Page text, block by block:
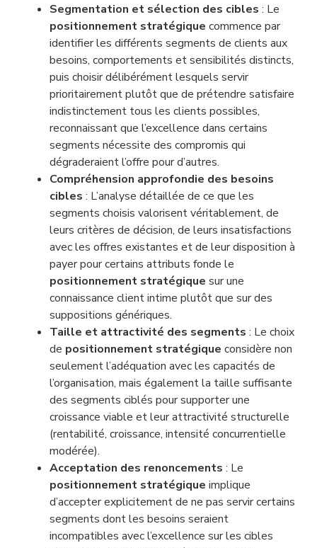
Segmentation et sélection des cibles : Le
positionnement stratégique commence par
identifier les différents segments de clients aux
besoins, comportements et sensibilités distincts,
puis choisir délibérément lesquels servir
prioritairement plutôt que de prétendre satisfaire
indistinctement tous les clients possibles,
reconnaissant que l’excellence dans certains
segments nécessite des compromis qui
dégraderaient l’offre pour d’autres.
Compréhension approfondie des besoins
cibles : L’analyse détaillée de ce que les
segments choisis valorisent véritablement, de
leurs critères de décision, de leurs insatisfactions
avec les offres existantes et de leur disposition à
payer pour certains attributs fonde le
positionnement stratégique sur une
connaissance client intime plutôt que sur des
suppositions génériques.
Taille et attractivité des segments : Le choix
de positionnement stratégique considère non
seulement l’adéquation avec les capacités de
l’organisation, mais également la taille suffisante
des segments ciblés pour supporter une
croissance viable et leur attractivité structurelle
(rentabilité, croissance, intensité concurrentielle
modérée).
Acceptation des renoncements : Le
positionnement stratégique implique
d’accepter explicitement de ne pas servir certains
segments dont les besoins seraient
incompatibles avec l’excellence sur les cibles